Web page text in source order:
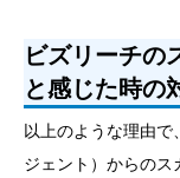
ビズリーチの
と感じた時の
以上のような理由
ジェント）からのス